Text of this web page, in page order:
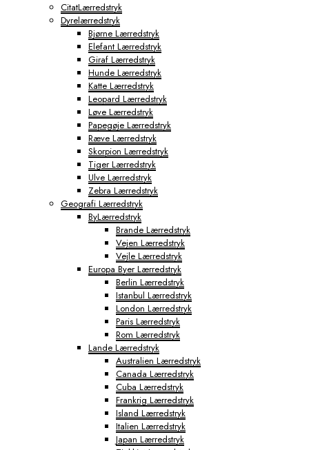
CitatLærredstryk
Dyrelærredstryk
Bjørne Lærredstryk
Elefant Lærredstryk
Giraf Lærredstryk
Hunde Lærredstryk
Katte Lærredstryk
Leopard Lærredstryk
Løve Lærredstryk
Papegøje Lærredstryk
Ræve Lærredstryk
Skorpion Lærredstryk
Tiger Lærredstryk
Ulve Lærredstryk
Zebra Lærredstryk
Geografi Lærredstryk
ByLærredstryk
Brande Lærredstryk
Vejen Lærredstryk
Vejle Lærredstryk
Europa Byer Lærredstryk
Berlin Lærredstryk
Istanbul Lærredstryk
London Lærredstryk
Paris Lærredstryk
Rom Lærredstryk
Lande Lærredstryk
Australien Lærredstryk
Canada Lærredstryk
Cuba Lærredstryk
Frankrig Lærredstryk
Island Lærredstryk
Italien Lærredstryk
Japan Lærredstryk